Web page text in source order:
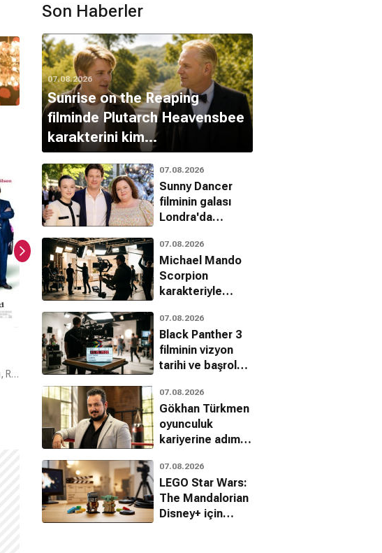
Komedi, Bilim Kurgu, Romantik
Keşke 30 Olsam
Komedi, Fantastik, Romantik
Aşk Her Yerde
Son Haberler
07.08.2026
Sunrise on the Reaping
filminde Plutarch Heavensbee
karakterini kim
canlandıracak?
07.08.2026
Sunny Dancer
filminin galası
Londra'da
07.08.2026
Michael Mando
Scorpion
karakteriyle
döndü
07.08.2026
Black Panther 3
filminin vizyon
tarihi ve başrolü
07.08.2026
Gökhan Türkmen
oyunculuk
kariyerine adım
07.08.2026
LEGO Star Wars:
The Mandalorian
Disney+ için